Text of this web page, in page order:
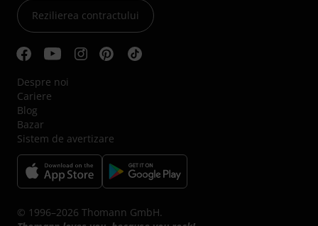
Rezilierea contractului
Despre noi
Cariere
Blog
Bazar
Sistem de avertizare
© 1996–2026 Thomann GmbH.